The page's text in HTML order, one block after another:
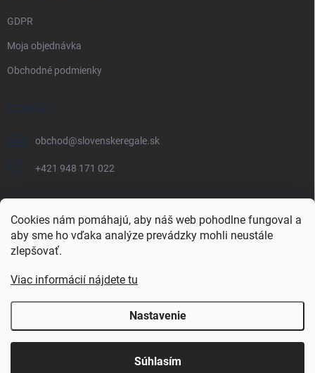
Cookies nám pomáhajú, aby náš web pohodlne fungoval a
aby sme ho vďaka analýze prevádzky mohli neustále
zlepšovať.
Viac informácií nájdete tu
Nastavenie
Súhlasím
GDPR
Moja objednávka
Obchodné podmienky
KONTAKT
obchod@slovenskeregale.sk
+421 948 171 022
Najnakup.sk Heureka.sk Pricemania.sk
slovenskéregále.sk